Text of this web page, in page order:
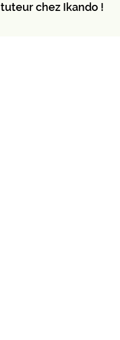
tuteur chez Ikando !